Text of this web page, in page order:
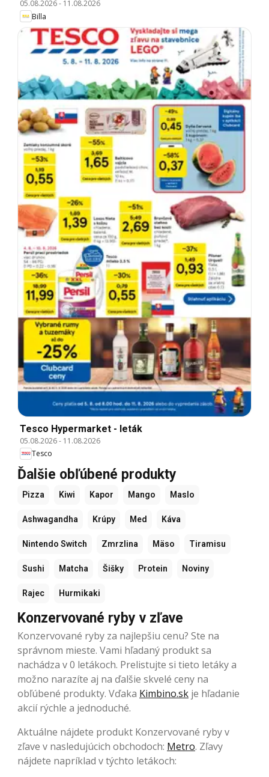
05.08.2026- 11.08.2026
Billa
Tesco Hypermarket - leták
05.08.2026- 11.08.2026
Tesco
Ďalšie obľúbené produkty
Pizza Kiwi Kapor Mango Maslo
Ashwagandha Krúpy Med Káva
Nintendo Switch Zmrzlina Mäso Tiramisu
Sushi Matcha Šišky Protein Noviny
Rajec Hurmikaki
Konzervované ryby v zľave
Konzervované ryby za najlepšiu cenu? Ste na
správnom mieste. Vami hľadaný produkt sa
nachádza v 0 letákoch. Prelistujte si tieto letáky a
možno narazíte aj na ďalšie skvelé ceny na
obľúbené produkty. Vďaka Kimbino.sk je hľadanie
akcií rýchle a jednoduché.
Aktuálne nájdete produkt Konzervované ryby v
zľave v nasledujúcich obchodoch: Metro. Zľavy
nájdete napríklad v týchto letákoch: